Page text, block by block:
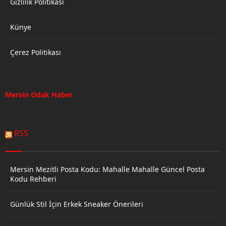
Künye
Çerez Politikası
Mersin Odak Haber
RSS
Mersin Mezitli Posta Kodu: Mahalle Mahalle Güncel Posta
Kodu Rehberi
Günlük Stil İçin Erkek Sneaker Önerileri